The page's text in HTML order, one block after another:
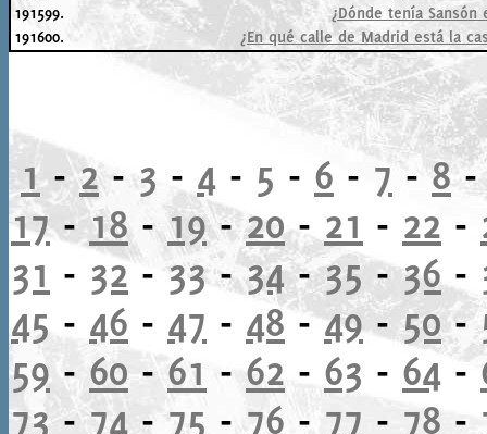
191599.
¿Dónde tenía
191600.
¿En qué calle de Madrid está la
1-2-3 - 4 - 5 - 6 - 7-8
17-18-19-20- 21 - 22 -
31 - 32- 33-34-35-36-
45 - 46 - 47 - 48-49-50-
59 -60 -61 - 62 - 63 - 64 -
73 -74 - 75 - 76 - 77 - 78 -